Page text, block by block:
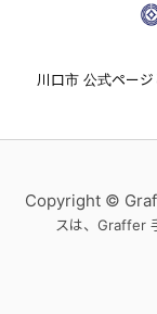
川口市 公式ページ
Copyright ©
スは、Graffer